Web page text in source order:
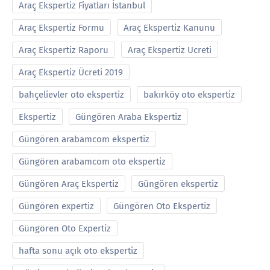
Araç Ekspertiz Fiyatları İstanbul
Araç Ekspertiz Formu Araç Ekspertiz Kanunu
Araç Ekspertiz Raporu Araç Ekspertiz Ucreti
Araç Ekspertiz Ücreti 2019
bahçelievler oto ekspertiz bakırköy oto ekspertiz
Ekspertiz Güngören Araba Ekspertiz
Güngören arabamcom ekspertiz
Güngören arabamcom oto ekspertiz
Güngören Araç Ekspertiz Güngören ekspertiz
Güngören expertiz Güngören Oto Ekspertiz
Güngören Oto Expertiz
hafta sonu açık oto ekspertiz